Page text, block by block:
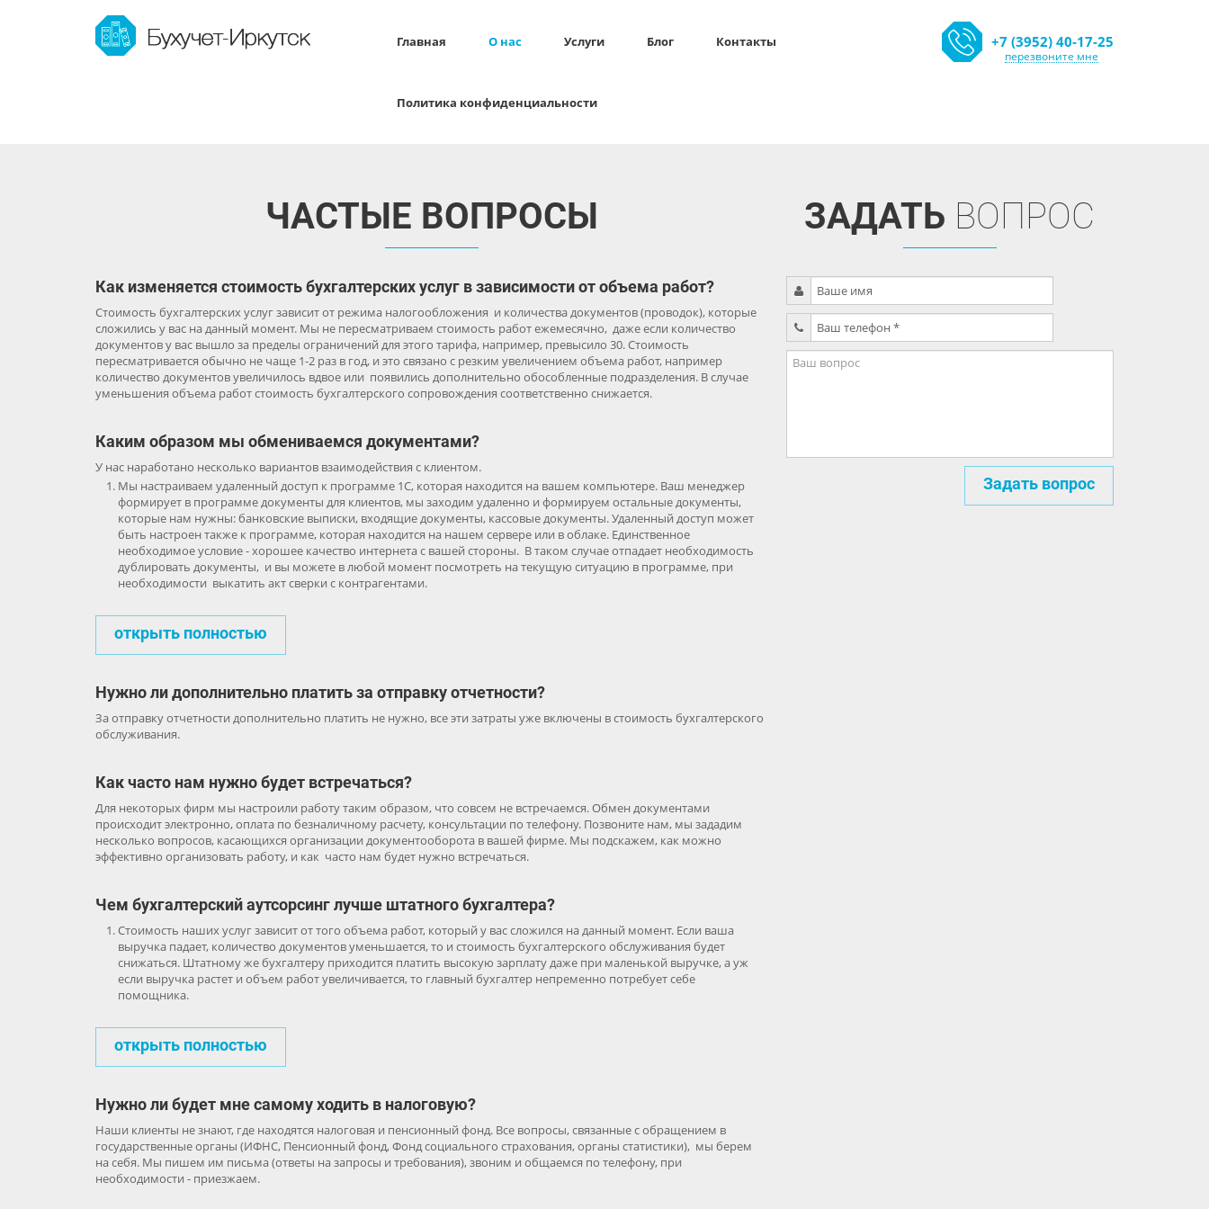
Главная О нас Услуги Блог Контакты
Политика конфиденциальности
+7 (3952) 40-17-25
перезвоните мне
ЧАСТЫЕ ВОПРОСЫ
Как изменяется стоимость бухгалтерских услуг в зависимости от объема работ?
Стоимость бухгалтерских услуг зависит от режима налогообложения и количества документов (проводок), которые
сложились у вас на данный момент. Мы не пересматриваем стоимость работ ежемесячно, даже если количество
документов у вас вышло за пределы ограничений для этого тарифа, например, превысило 30. Стоимость
пересматривается обычно не чаще 1-2 раз в год, и это связано с резким увеличением объема работ, например
количество документов увеличилось вдвое или появились дополнительно обособленные подразделения. В случае
уменьшения объема работ стоимость бухгалтерского сопровождения соответственно снижается.
Каким образом мы обмениваемся документами?
У нас наработано несколько вариантов взаимодействия с клиентом.
Мы настраиваем удаленный доступ к программе 1С, которая находится на вашем компьютере. Ваш менеджер
формирует в программе документы для клиентов, мы заходим удаленно и формируем остальные документы,
которые нам нужны: банковские выписки, входящие документы, кассовые документы. Удаленный доступ может
быть настроен также к программе, которая находится на нашем сервере или в облаке. Единственное
необходимое условие - хорошее качество интернета с вашей стороны. В таком случае отпадает необходимость
дублировать документы, и вы можете в любой момент посмотреть на текущую ситуацию в программе, при
необходимости выкатить акт сверки с контрагентами.
открыть полностью
Нужно ли дополнительно платить за отправку отчетности?
За отправку отчетности дополнительно платить не нужно, все эти затраты уже включены в стоимость бухгалтерского
обслуживания.
Как часто нам нужно будет встречаться?
Для некоторых фирм мы настроили работу таким образом, что совсем не встречаемся. Обмен документами
происходит электронно, оплата по безналичному расчету, консультации по телефону. Позвоните нам, мы зададим
несколько вопросов, касающихся организации документооборота в вашей фирме. Мы подскажем, как можно
эффективно организовать работу, и как часто нам будет нужно встречаться.
Чем бухгалтерский аутсорсинг лучше штатного бухгалтера?
Стоимость наших услуг зависит от того объема работ, который у вас сложился на данный момент. Если ваша
выручка падает, количество документов уменьшается, то и стоимость бухгалтерского обслуживания будет
снижаться. Штатному же бухгалтеру приходится платить высокую зарплату даже при маленькой выручке, а уж
если выручка растет и объем работ увеличивается, то главный бухгалтер непременно потребует себе
помощника.
открыть полностью
Нужно ли будет мне самому ходить в налоговую?
Наши клиенты не знают, где находятся налоговая и пенсионный фонд. Все вопросы, связанные с обращением в
государственные органы (ИФНС, Пенсионный фонд, Фонд социального страхования, органы статистики), мы берем
на себя. Мы пишем им письма (ответы на запросы и требования), звоним и общаемся по телефону, при
необходимости - приезжаем.
ЗАДАТЬ ВОПРОС
Ваше имя
Ваш телефон
Ваш
Задать вопрос